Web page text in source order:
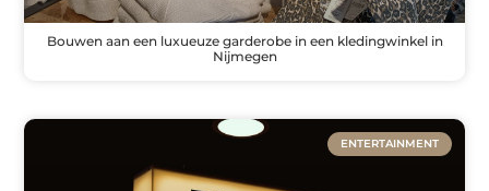
Bouwen aan een luxueuze garderobe in een kledingwinkel in
Nijmegen
ENTERTAINMENT